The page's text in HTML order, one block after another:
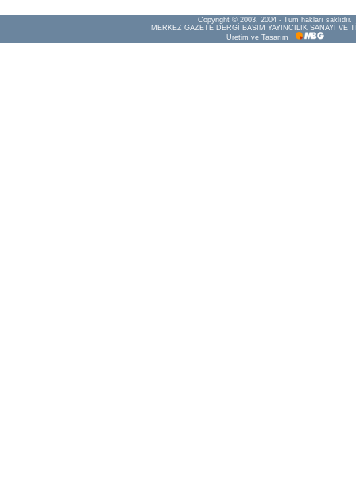
Copyright © 2003, 2004 - Tüm hakları saklıdır.
MERKEZ GAZETE DERGİ BASIM YAYINCILIK SANAYİ VE
Üretim ve Tasarım